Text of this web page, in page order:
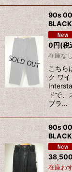
90s
0円(税
在庫な
こちら
ク ワ
ドで
ブラ…
90s
38,500
在庫わ